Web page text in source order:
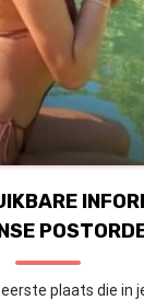
plaats die in